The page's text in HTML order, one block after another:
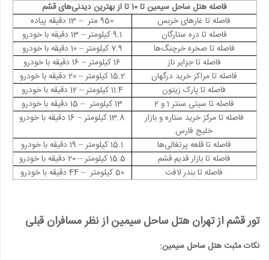
فاصله هتل ساحل سیمین تا 10 تا از بهترین دیدنی‌های قشم
فاصله تا غارهای خربس
950 متر – 13 دقیقه پیاده
فاصله تا دره ستارگان
9.1 کیلومتر – 13 دقیقه با خودرو
فاصله تا صخره خرچنگ‌ها
7.9 کیلومتر – 10 دقیقه با خودرو
فاصله تا جزایر ناز
16 کیلومتر – 16 دقیقه با خودرو
فاصله تا مراکز خرید درگهان
15.2 کیلومتر – 20 دقیقه با خودرو
فاصله تا پارک زیتون
11.4 کیلومتر – 12 دقیقه با خودرو
فاصله تا سیتی سنتر 1 و 2
13 کیلومتر – 15 دقیقه با خودرو
فاصله تا مرکز خرید ستاره و بازار
خلیج فارس
13.8 کیلومتر – 16 دقیقه با خودرو
فاصله تا قلعه پرتغالی‌ها
15.1 کیلومتر – 19 دقیقه با خودرو
فاصله تا بازار قدیم قشم
15.5 کیلومتر – 20 دقیقه با خودرو
فاصله تا بندر لافت
50 کیلومتر – 44 دقیقه با خودرو
تور قشم از تهران هتل ساحل سیمین از نظر مسافران قبلی
نکات مثبت هتل ساحل سیمین: